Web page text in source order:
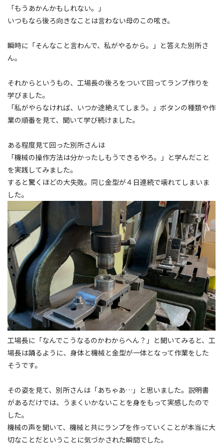
「もうあかんかもしれない。」
いつもなら後ろ向きなことは言わない母のこの呟き。
瞬時に「そんなこと言わんで、私がやるから。」と答えた別所さ
ん。
それからというもの、工場長の後ろをついて回ってランプ作りを
学びました。
「私がやらなければ、いつか途絶えてしまう。」ボタンの種類や作
業の順番を見て、聞いて学び続けました。
ある程度見て回った別所さんは
「機械の操作方法は分かったしもうできるやろ。」と学んだこと
を実践してみました。
すると驚くほどの大失敗。同じ金型が４日連続で壊れてしまいま
した。
工場長に「なんでこうなるのかわからへん？」と聞いてみると、工
場長は踊るように、身体と機械と金型が一体となって作業をした
そうです。
その姿を見て、別所さんは「あちゃあ…」と思いました。説明書
があるだけでは、うまくいかないことを身をもって実感したので
した。
機械の声を聞いて、機械と共にランプを作っていくことが本当に大
切なことだということに気づかされた瞬間でした。